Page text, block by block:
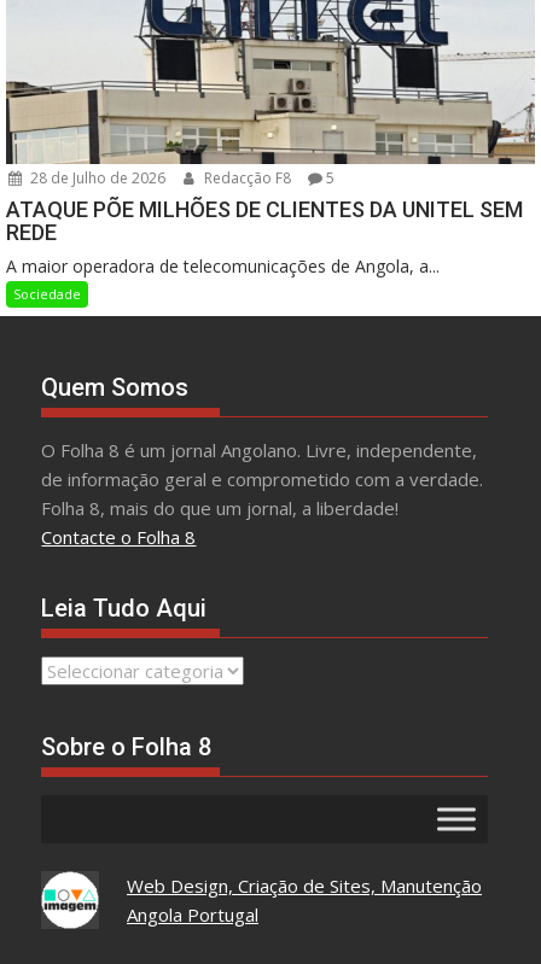
28 de Julho de 2026 Redacção F8 5
ATAQUE PÕE MILHÕES DE CLIENTES DA UNITEL SEM
REDE
A maior operadora de telecomunicações de Angola, a...
Sociedade
Quem Somos
O Folha 8 é um jornal Angolano. Livre, independente,
de informação geral e comprometido com a verdade.
Folha 8, mais do que um jornal, a liberdade!
Contacte o Folha 8
Leia Tudo Aqui
Leia
Sobre o Folha 8
Web Design, Criação de Sites, Manutenção
Angola Portugal